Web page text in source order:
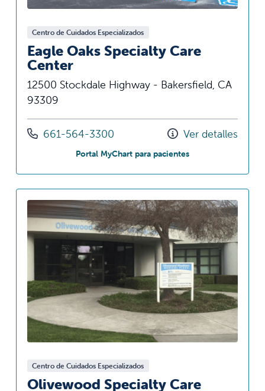
Centro de Cuidados Especializados
Eagle Oaks Specialty Care
Center
12500 Stockdale Highway - Bakersfield, CA
93309
Llámenos al
661-564-3300 Ver detalles
Portal MyChart para pacientesen Eagle Oaks
Centro de Cuidados Especializados
Olivewood Specialty Care